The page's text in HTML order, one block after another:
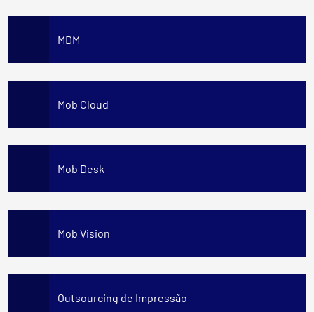
MDM
Mob Cloud
Mob Desk
Mob Vision
Outsourcing de Impressão